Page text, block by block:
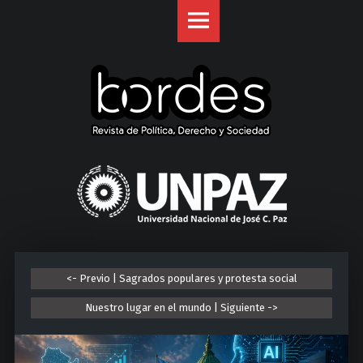
U
n
i
v
r
s
i
d
a
<- Previo | Sagrados populares y protesta social
Nuestro lugar en el mundo | Siguiente ->